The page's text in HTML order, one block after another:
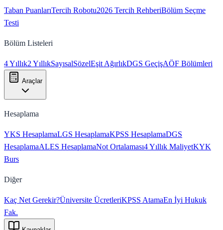
Taban PuanlarıTercih Robotu2026 Tercih RehberiBölüm Seçme
Testi
Bölüm Listeleri
4 Yıllık2 YıllıkSayısalSözelEşit AğırlıkDGS GeçişAÖF Bölümleri
Araçlar
Hesaplama
YKS HesaplamaLGS HesaplamaKPSS HesaplamaDGS
HesaplamaALES HesaplamaNot Ortalaması4 Yıllık MaliyetKYK
Burs
Diğer
Kaç Net Gerekir?Üniversite ÜcretleriKPSS AtamaEn İyi Hukuk
Fak.